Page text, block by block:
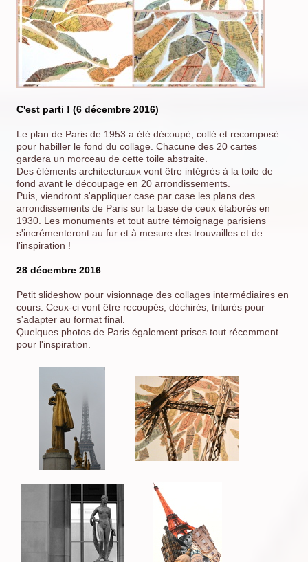
C'est parti ! (6 décembre 2016)
Le plan de Paris de 1953 a été découpé, collé et recomposé
pour habiller le fond du collage. Chacune des 20 cartes
gardera un morceau de cette toile abstraite.
Des éléments architecturaux vont être intégrés à la toile de
fond avant le découpage en 20 arrondissements.
Puis, viendront s'appliquer case par case les plans des
arrondissements de Paris sur la base de ceux élaborés en
1930. Les monuments et tout autre témoignage parisiens
s'incrémenteront au fur et à mesure des trouvailles et de
l'inspiration !
28 décembre 2016
Petit slideshow pour visionnage des collages intermédiaires en
cours. Ceux-ci vont être recoupés, déchirés, triturés pour
s'adapter au format final.
Quelques photos de Paris également prises tout récemment
pour l'inspiration.